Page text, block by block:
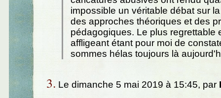
impossible un véritable débat sur
des approches théoriques et des
pédagogiques. Le plus regrettable
affligeant étant pour moi de
sommes hélas toujours là
3. Le dimanche 5 mai 2019 à 15:45, par